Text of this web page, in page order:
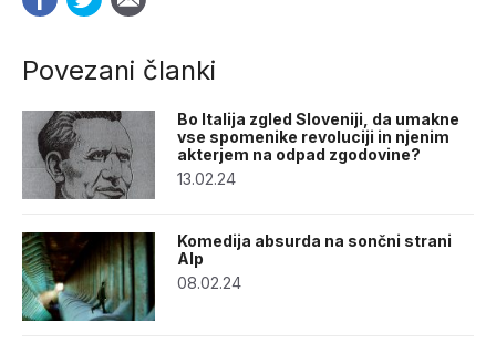
Povezani članki
Bo Italija zgled Sloveniji, da umakne
vse spomenike revoluciji in njenim
akterjem na odpad zgodovine?
13.02.24
Komedija absurda na sončni strani
Alp
08.02.24